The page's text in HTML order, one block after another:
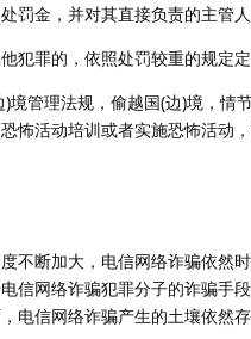
金，并对其直接负责的主管人
罪的，依照处罚较重的规定定
理法规，偷越国(边)境，情
怖活动培训或者实施恐怖活动
断加大，电信网络诈骗依然
信网络诈骗犯罪分子的诈骗手
电信网络诈骗产生的土壤依然